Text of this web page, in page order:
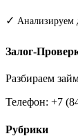
✓ Анализируем
Залог-
Разбираем
Телефон: +7
Рубрики